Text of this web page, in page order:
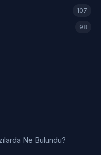
107
98
Ne Bulundu?